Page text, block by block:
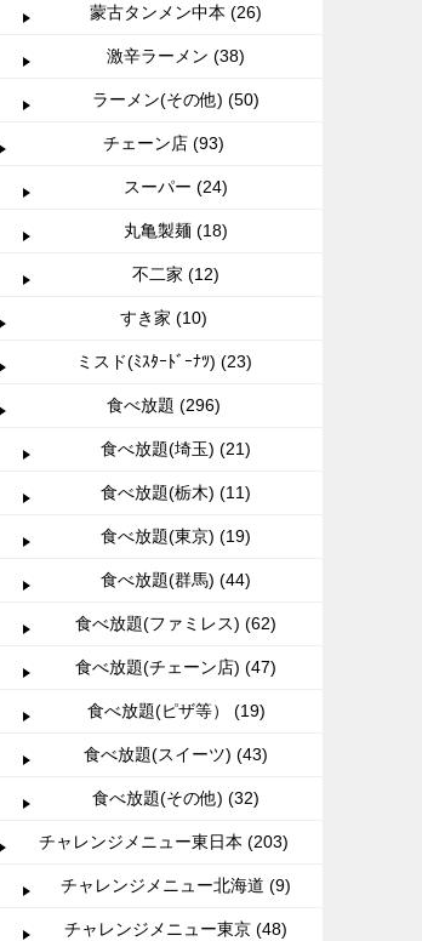
蒙古タンメン中本 (26)
激辛ラーメン (38)
ラーメン(その他) (50)
チェーン店 (93)
スーパー (24)
丸亀製麺 (18)
不二家 (12)
すき家 (10)
ミスド(ﾐｽﾀｰﾄﾞｰﾅﾂ) (23)
食べ放題 (296)
食べ放題(埼玉) (21)
食べ放題(栃木) (11)
食べ放題(東京) (19)
食べ放題(群馬) (44)
食べ放題(ファミレス) (62)
食べ放題(チェーン店) (47)
食べ放題(ピザ等） (19)
食べ放題(スイーツ) (43)
食べ放題(その他) (32)
チャレンジメニュー東日本 (203)
チャレンジメニュー北海道 (9)
チャレンジメニュー東京 (48)